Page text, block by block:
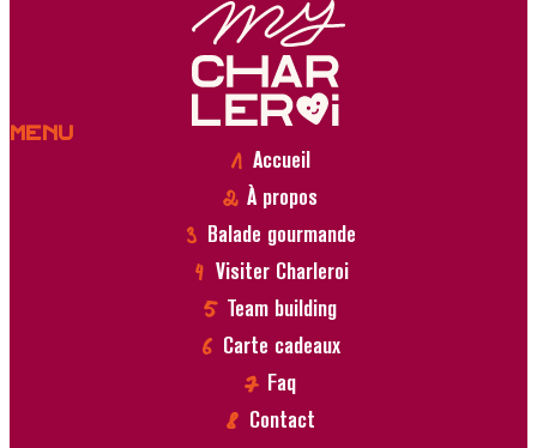
Menu
Accueil
À propos
Balade gourmande
Visiter Charleroi
Team building
Carte cadeaux
Faq
Contact